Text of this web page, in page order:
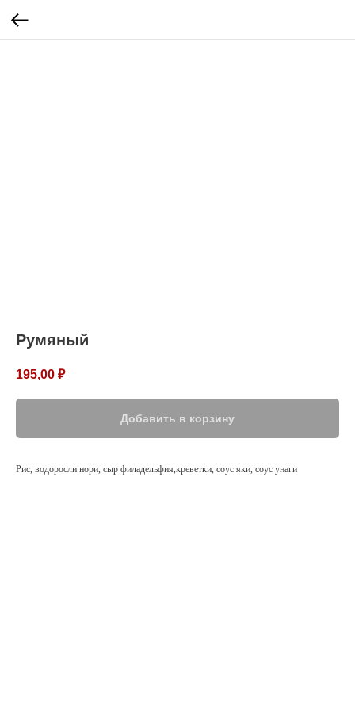
Румяный
195,00 ₽
Добавить в корзину
Рис, водоросли нори, сыр филадельфия,креветки, соус яки, соус унаги